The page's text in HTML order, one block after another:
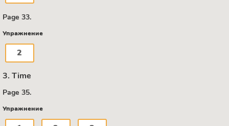
Page 33.
Упражнение
2
3. Time
Page 35.
Упражнение